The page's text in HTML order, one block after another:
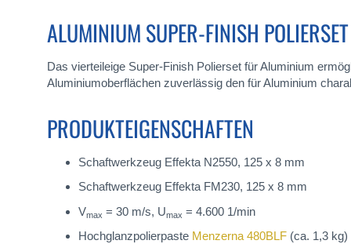
ALUMINIUM SUPER-FINISH
Das vierteileige Super-Finish Polierset für Aluminium
Aluminiumoberflächen zuverlässig den für Aluminium
PRODUKTEIGENSCHAFTEN
Schaftwerkzeug Effekta N2550, 125 x 8 mm
Schaftwerkzeug Effekta FM230, 125 x 8 mm
Vmax = 30 m/s, Umax = 4.600 1/min
Hochglanzpolierpaste Menzerna 480BLF (ca. 1,3 kg)